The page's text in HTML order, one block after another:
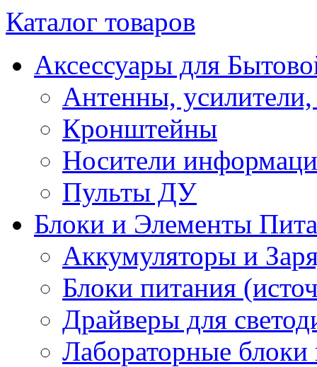
Каталог товаров
Аксессуары для
Антенны, усилители,
Кронштейны
Носители
Пульты ДУ
Блоки и Элементы
Аккумуляторы и
Блоки питания
Драйверы для
Лабораторные блоки